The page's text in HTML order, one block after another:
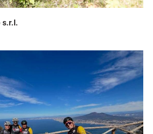
s.r.l.